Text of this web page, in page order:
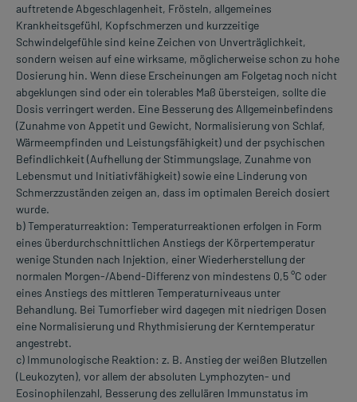
auftretende Abgeschlagenheit, Frösteln, allgemeines
Krankheitsgefühl, Kopfschmerzen und kurzzeitige
Schwindelgefühle sind keine Zeichen von Unverträglichkeit,
sondern weisen auf eine wirksame, möglicherweise schon zu hohe
Dosierung hin. Wenn diese Erscheinungen am Folgetag noch nicht
abgeklungen sind oder ein tolerables Maß übersteigen, sollte die
Dosis verringert werden. Eine Besserung des Allgemeinbefindens
(Zunahme von Appetit und Gewicht, Normalisierung von Schlaf,
Wärmeempfinden und Leistungsfähigkeit) und der psychischen
Befindlichkeit (Aufhellung der Stimmungslage, Zunahme von
Lebensmut und Initiativfähigkeit) sowie eine Linderung von
Schmerzzuständen zeigen an, dass im optimalen Bereich dosiert
wurde.
b) Temperaturreaktion: Temperaturreaktionen erfolgen in Form
eines überdurchschnittlichen Anstiegs der Körpertemperatur
wenige Stunden nach Injektion, einer Wiederherstellung der
normalen Morgen-/Abend-Differenz von mindestens 0,5 °C oder
eines Anstiegs des mittleren Temperaturniveaus unter
Behandlung. Bei Tumorfieber wird dagegen mit niedrigen Dosen
eine Normalisierung und Rhythmisierung der Kerntemperatur
angestrebt.
c) Immunologische Reaktion: z. B. Anstieg der weißen Blutzellen
(Leukozyten), vor allem der absoluten Lymphozyten- und
Eosinophilenzahl, Besserung des zellulären Immunstatus im